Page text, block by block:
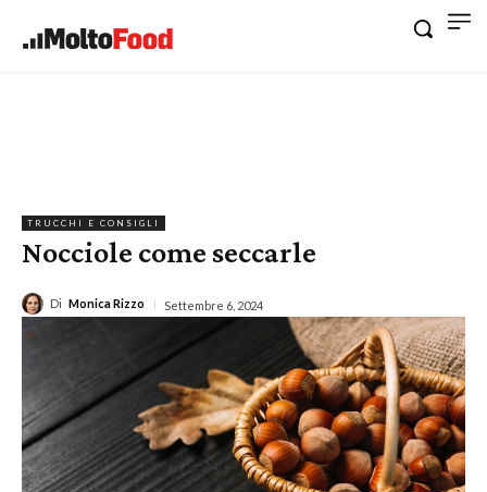
TRUCCHI E CONSIGLI
Nocciole come seccarle
Di Monica Rizzo Settembre 6, 2024